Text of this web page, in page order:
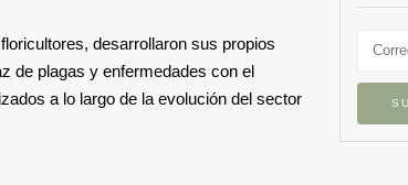
desarrollaron sus propios
de plagas y enfermedades con el
a lo largo de la evolución del sector